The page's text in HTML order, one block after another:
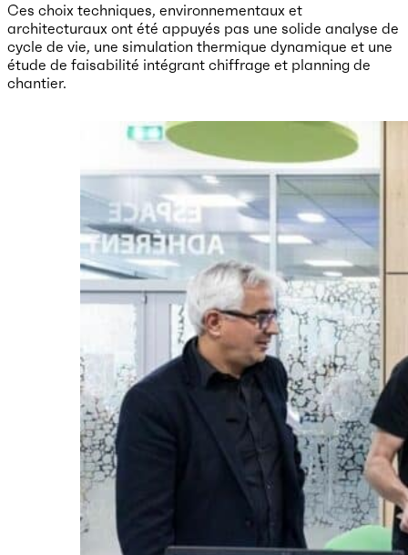
Ces choix techniques, environnementaux et
architecturaux ont été appuyés pas une solide analyse de
cycle de vie, une simulation thermique dynamique et une
étude de faisabilité intégrant chiffrage et planning de
chantier.